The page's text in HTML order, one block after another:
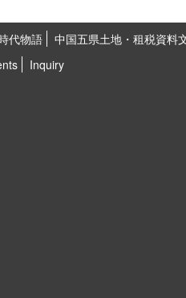
代物語
中国五県土地・租税資料
Inquiry